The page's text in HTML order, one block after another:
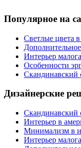
Популярное на
Светлые цвета
Интерьер
Особенности
Скандинавский
Дизайнерские
Скандинавский
Интерьер в
Минимализм в
Интерьер